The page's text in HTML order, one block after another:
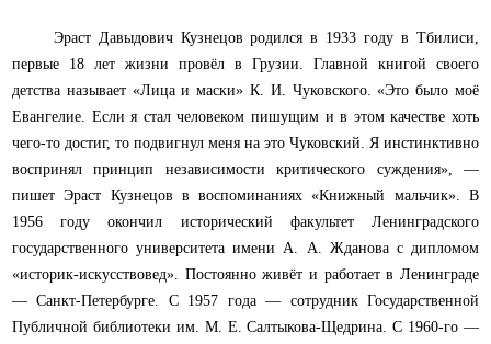
Эраст Давыдович Кузнецов родился в 1933 году в Тбилиси,
первые 18 лет жизни провёл в Грузии. Главной книгой своего
детства называет «Лица и маски» К. И. Чуковского. «Это было моё
Евангелие. Если я стал человеком пишущим и в этом качестве хоть
чего-то достиг, то подвигнул меня на это Чуковский. Я инстинктивно
воспринял принцип независимости критического суждения», —
пишет Эраст Кузнецов в воспоминаниях «Книжный мальчик». В
1956 году окончил исторический факультет Ленинградского
государственного университета имени А. А. Жданова с дипломом
«историк-искусствовед». Постоянно живёт и работает в Ленинграде
— Санкт-Петербурге. С 1957 года — сотрудник Государственной
Публичной библиотеки им. М. Е. Салтыкова-Щедрина. С 1960-го —